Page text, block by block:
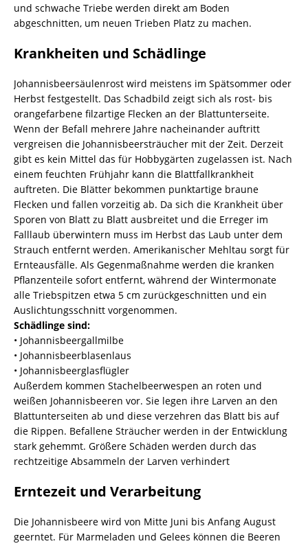
und schwache Triebe werden direkt am Boden
abgeschnitten, um neuen Trieben Platz zu machen.
Krankheiten und Schädlinge
Johannisbeersäulenrost wird meistens im Spätsommer oder
Herbst festgestellt. Das Schadbild zeigt sich als rost- bis
orangefarbene filzartige Flecken an der Blattunterseite.
Wenn der Befall mehrere Jahre nacheinander auftritt
vergreisen die Johannisbeersträucher mit der Zeit. Derzeit
gibt es kein Mittel das für Hobbygärten zugelassen ist. Nach
einem feuchten Frühjahr kann die Blattfallkrankheit
auftreten. Die Blätter bekommen punktartige braune
Flecken und fallen vorzeitig ab. Da sich die Krankheit über
Sporen von Blatt zu Blatt ausbreitet und die Erreger im
Falllaub überwintern muss im Herbst das Laub unter dem
Strauch entfernt werden. Amerikanischer Mehltau sorgt für
Ernteausfälle. Als Gegenmaßnahme werden die kranken
Pflanzenteile sofort entfernt, während der Wintermonate
alle Triebspitzen etwa 5 cm zurückgeschnitten und ein
Auslichtungsschnitt vorgenommen.
Schädlinge sind:
• Johannisbeergallmilbe
• Johannisbeerblasenlaus
• Johannisbeerglasflügler
Außerdem kommen Stachelbeerwespen an roten und
weißen Johannisbeeren vor. Sie legen ihre Larven an den
Blattunterseiten ab und diese verzehren das Blatt bis auf
die Rippen. Befallene Sträucher werden in der Entwicklung
stark gehemmt. Größere Schäden werden durch das
rechtzeitige Absammeln der Larven verhindert
Erntezeit und Verarbeitung
Die Johannisbeere wird von Mitte Juni bis Anfang August
geerntet. Für Marmeladen und Gelees können die Beeren